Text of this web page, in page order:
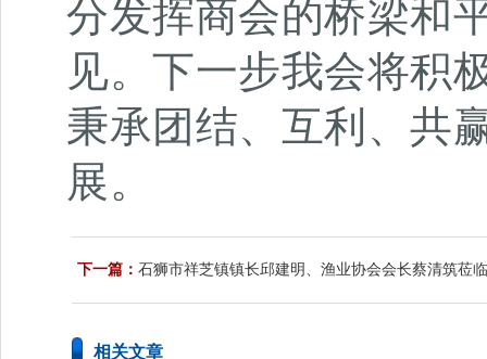
分发挥商会的桥梁和
见。下一步我会将积
秉承团结、互利、共
展。
下一篇： 石狮市祥芝镇镇长邱建明、渔业协会会长蔡清筑莅
相关文章